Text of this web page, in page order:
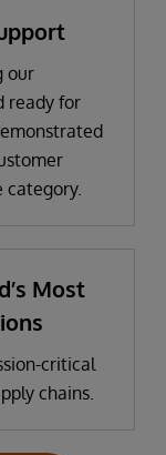
our
ready for
category.
Most
critical
chains.